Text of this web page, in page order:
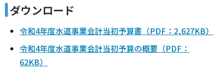
ダウンロード
令和4年度水道事業会計当初予算書（PDF：2,627KB）
令和4年度水道事業会計当初予算の概要（PDF：
62KB）